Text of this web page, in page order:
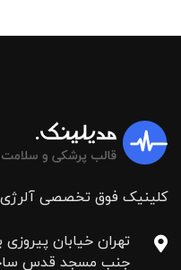
کلینیک فوق تخصصی آلرژی
تهران خیابان